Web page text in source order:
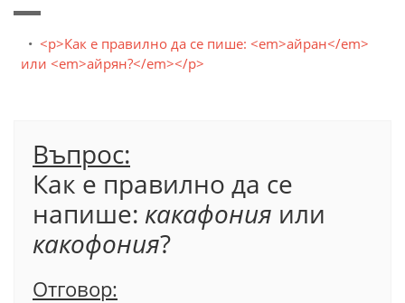
<p>Как е правилно да се пише: <em>айран</em>
или <em>айрян?</em></p>
Въпрос:
Как е правилно да се
напише: какафония или
какофония?
Отговор: